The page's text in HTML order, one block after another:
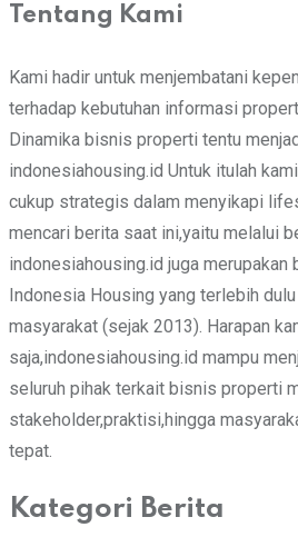
Tentang Kami
Kami hadir untuk menjembatani
terhadap kebutuhan informasi
Dinamika bisnis properti tentu
indonesiahousing.id Untuk itulah
cukup strategis dalam menyikapi
mencari berita saat ini,yaitu melalui
indonesiahousing.id juga merupakan
Indonesia Housing yang terlebih
masyarakat (sejak 2013). Harapan
saja,indonesiahousing.id mampu
seluruh pihak terkait bisnis properti
stakeholder,praktisi,hingga
tepat.
Kategori Berita